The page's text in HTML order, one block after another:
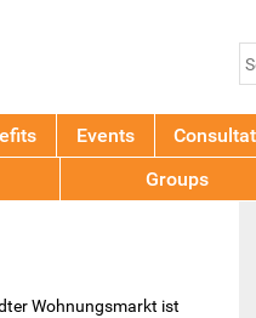
Wohnungsmarkt ist
Events
Groups